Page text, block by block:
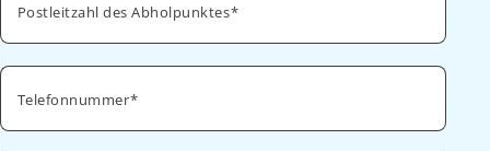
Postleitzahl des Abholpunktes
Telefonnummer